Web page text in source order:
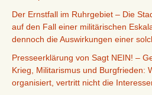
Der Ernstfall im Ruhrgebiet – Die
auf den Fall einer militärischen
dennoch die Auswirkungen einer
Presseerklärung von Sagt NEIN! –
Krieg, Militarismus und Burgfrieden:
organisiert, vertritt nicht die